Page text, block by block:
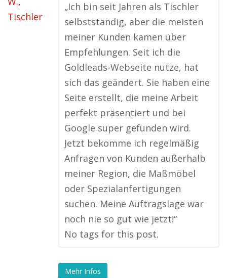
„Ich bin seit Jahren als Tischler
selbstständig, aber die meisten
meiner Kunden kamen über
Empfehlungen. Seit ich die
Goldleads-Webseite nutze, hat
sich das geändert. Sie haben eine
Seite erstellt, die meine Arbeit
perfekt präsentiert und bei
Google super gefunden wird.
Jetzt bekomme ich regelmäßig
Anfragen von Kunden außerhalb
meiner Region, die Maßmöbel
oder Spezialanfertigungen
suchen. Meine Auftragslage war
noch nie so gut wie jetzt!“
No tags for this post.
Mehr Infos